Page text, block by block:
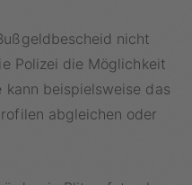
nicht
Polizei die Möglichkeit
beispielsweise das
abgleichen oder